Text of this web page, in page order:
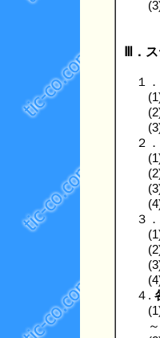
Ⅲ．
１．
(1)
(2)
(3)
２．
(1)
(2)
(3)
(4)
３．
(1)
(2)
(3)
４.
～化